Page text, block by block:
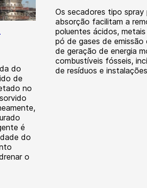
do
de
no
é
do
o
Os secadores tipo spray
absorção facilitam a
poluentes ácidos,
pó de gases de emissão
de geração de energia
combustíveis fósseis,
de resíduos e